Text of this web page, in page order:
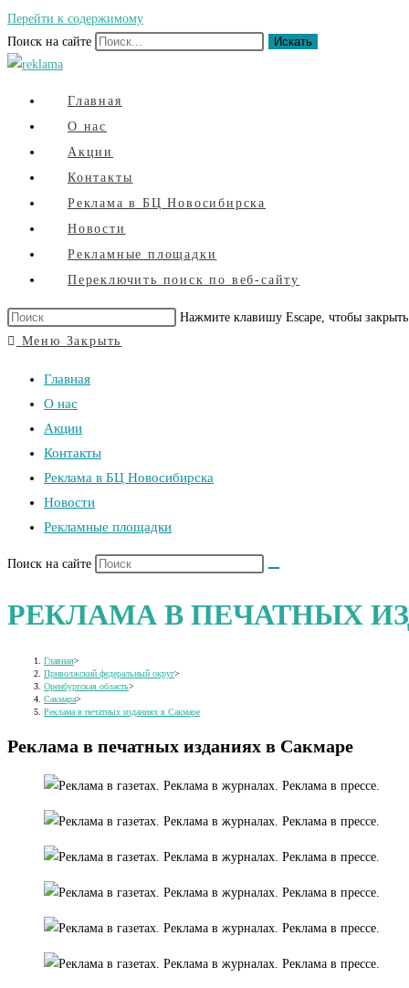
Перейти к содержимому
Поиск на сайте
Искать
Главная
О нас
Акции
Контакты
Реклама в БЦ Новосибирска
Новости
Рекламные площадки
Переключить поиск по веб-сайту
Нажмите клавишу Escape, чтобы
Меню Закрыть
Главная
О нас
Акции
Контакты
Реклама в БЦ Новосибирска
Новости
Рекламные площадки
Поиск на сайте
РЕКЛАМА В ПЕЧАТНЫХ
Главная>
Приволжский федеральный округ>
Оренбургская область>
Сакмара>
Реклама в печатных изданиях в Сакмаре
Реклама в печатных изданиях в Сакмаре